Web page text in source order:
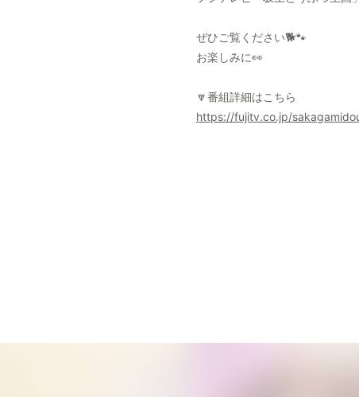
ぜひご覧ください🐕🐾
お楽しみに👀
🔽番組詳細はこちら
https://fujitv.co.jp/